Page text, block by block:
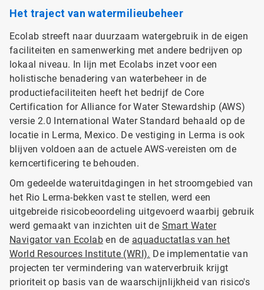
Het traject van watermilieubeheer
Ecolab streeft naar duurzaam watergebruik in de eigen
faciliteiten en samenwerking met andere bedrijven op
lokaal niveau. In lijn met Ecolabs inzet voor een
holistische benadering van waterbeheer in de
productiefaciliteiten heeft het bedrijf de Core
Certification for Alliance for Water Stewardship (AWS)
versie 2.0 International Water Standard behaald op de
locatie in Lerma, Mexico. De vestiging in Lerma is ook
blijven voldoen aan de actuele AWS-vereisten om de
kerncertificering te behouden.
Om gedeelde wateruitdagingen in het stroomgebied van
het Rio Lerma-bekken vast te stellen, werd een
uitgebreide risicobeoordeling uitgevoerd waarbij gebruik
werd gemaakt van inzichten uit de Smart Water
Navigator van Ecolab en de aquaductatlas van het
World Resources Institute (WRI). ​​​​​​​De implementatie van
projecten ter vermindering van waterverbruik krijgt
prioriteit op basis van de waarschijnlijkheid van risico's